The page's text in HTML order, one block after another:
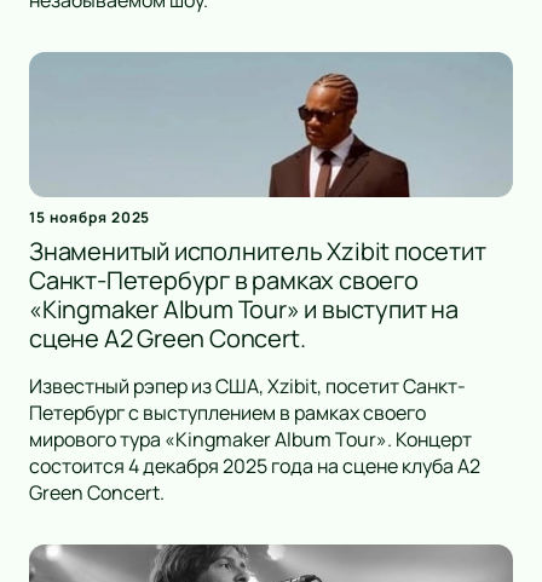
15 ноября 2025
Знаменитый исполнитель Xzibit посетит
Санкт-Петербург в рамках своего
«Kingmaker Album Tour» и выступит на
сцене А2 Green Concert.
Известный рэпер из США, Xzibit, посетит Санкт-
Петербург с выступлением в рамках своего
мирового тура «Kingmaker Album Tour». Концерт
состоится 4 декабря 2025 года на сцене клуба А2
Green Concert.